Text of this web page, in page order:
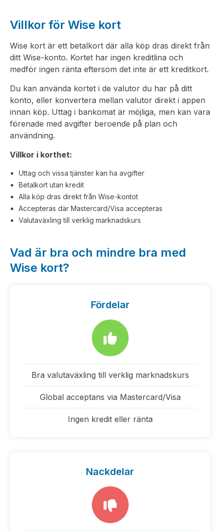
Villkor för Wise kort
Wise kort är ett betalkort där alla köp dras direkt från
ditt Wise-konto. Kortet har ingen kreditlina och
medför ingen ränta eftersom det inte är ett kreditkort.
Du kan använda kortet i de valutor du har på ditt
konto, eller konvertera mellan valutor direkt i appen
innan köp. Uttag i bankomat är möjliga, men kan vara
förenade med avgifter beroende på plan och
användning.
Villkor i korthet:
Uttag och vissa tjänster kan ha avgifter
Betalkort utan kredit
Alla köp dras direkt från Wise-kontot
Accepteras där Mastercard/Visa accepteras
Valutaväxling till verklig marknadskurs
Vad är bra och mindre bra med
Wise kort?
Fördelar
Bra valutaväxling till verklig marknadskurs
Global acceptans via Mastercard/Visa
Ingen kredit eller ränta
Nackdelar